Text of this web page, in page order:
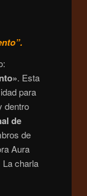
. Esta
para
dentro
de
de
Aura
charla